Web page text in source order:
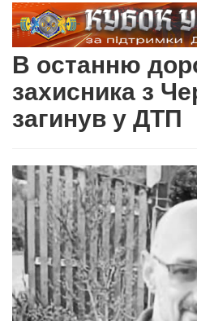
В останню
захисника з
загинув у ДТП